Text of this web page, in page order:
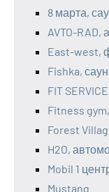
8 марта,
AVTO-RAD,
East-west,
Fishka,
FIT SERVICE
Fitness
Forest
H2O,
Mobil 1
Mustang